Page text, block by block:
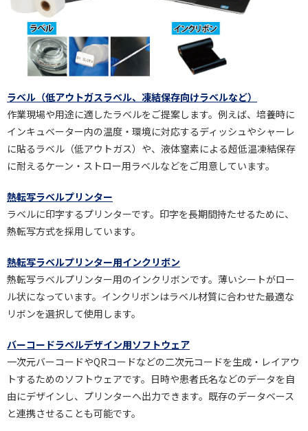
ラベル（低アウトガスラベル、凍結保存向けラベルなど）
作業現場や用途に適したラベルをご提案します。例えば、培養時に
インキュベーター内の温度・環境に対応するディッシュやシャーレ
に貼るラベル（低アウトガス）や、液体窒素による超低温凍結保存
に耐えるケーン・ストロー用ラベルなどをご用意しています。
熱転写ラベルプリンター
ラベルに印字するプリンターです。印字を長期間持たせるために、
熱転写方式を採用しています。
熱転写ラベルプリンター用インクリボン
熱転写ラベルプリンター用のインクリボンです。薄いシートがロー
ル状になっています。インクリボンはラベル材質に合わせた最適な
リボンを選択して使用します。
バーコードラベルデザイン用ソフトウェア
一次元バーコードやQRコードなどの二次元コードを生成・レイアウ
トするためのソフトウェアです。日時や患者氏名などのデータを自
由にデザインし、プリンターへ出力できます。既存のデータベース
と連携させることも可能です。